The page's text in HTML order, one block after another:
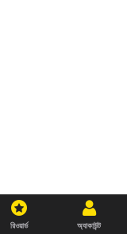
রিওয়ার্ড অ্যাকাউন্ট